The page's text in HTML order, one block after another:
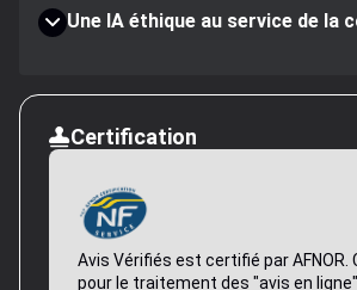
Une IA éthique au service de la
Certification
Avis Vérifiés est certifié par AFNOR.
pour le traitement des "avis en